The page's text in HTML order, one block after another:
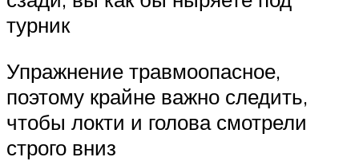
турник
Упражнение травмоопасное,
поэтому крайне важно следить,
чтобы локти и голова смотрели
строго вниз